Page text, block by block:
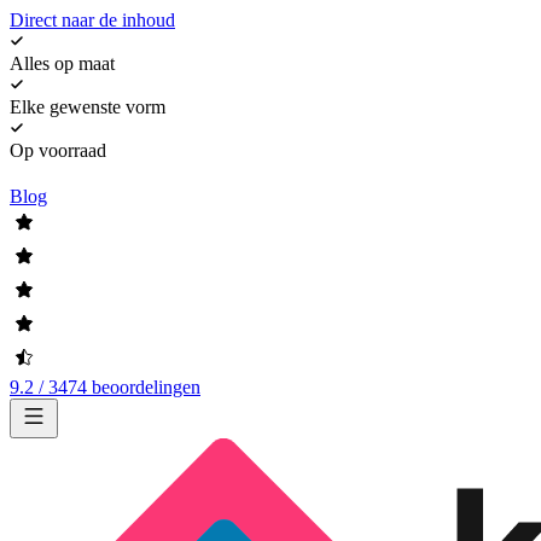
Direct naar de inhoud
Alles op maat
Elke gewenste vorm
Op voorraad
Blog
9.2 / 3474 beoordelingen